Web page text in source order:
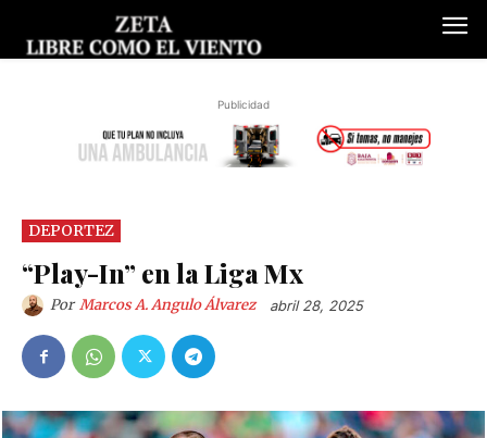
Publicidad
DEPORTEZ
“Play-In” en la Liga Mx
Por Marcos A. Angulo Álvarez abril 28, 2025